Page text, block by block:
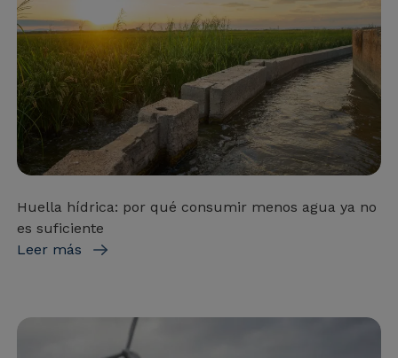
Huella hídrica: por qué consumir menos agua ya no
es suficiente
Leer más